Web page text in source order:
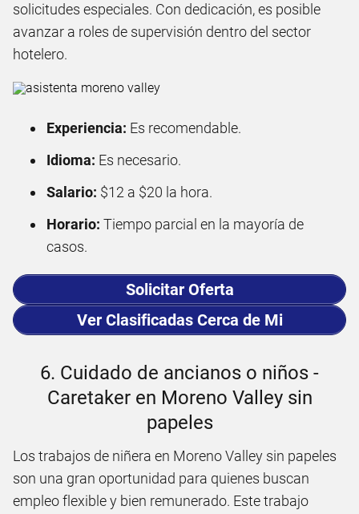
solicitudes especiales. Con dedicación, es posible
avanzar a roles de supervisión dentro del sector
hotelero.
Experiencia: Es recomendable.
Idioma: Es necesario.
Salario: $12 a $20 la hora.
Horario: Tiempo parcial en la mayoría de
casos.
Solicitar Oferta
Ver Clasificadas Cerca de Mi
6. Cuidado de ancianos o niños -
Caretaker en Moreno Valley sin
papeles
Los trabajos de niñera en Moreno Valley sin papeles
son una gran oportunidad para quienes buscan
empleo flexible y bien remunerado. Este trabajo